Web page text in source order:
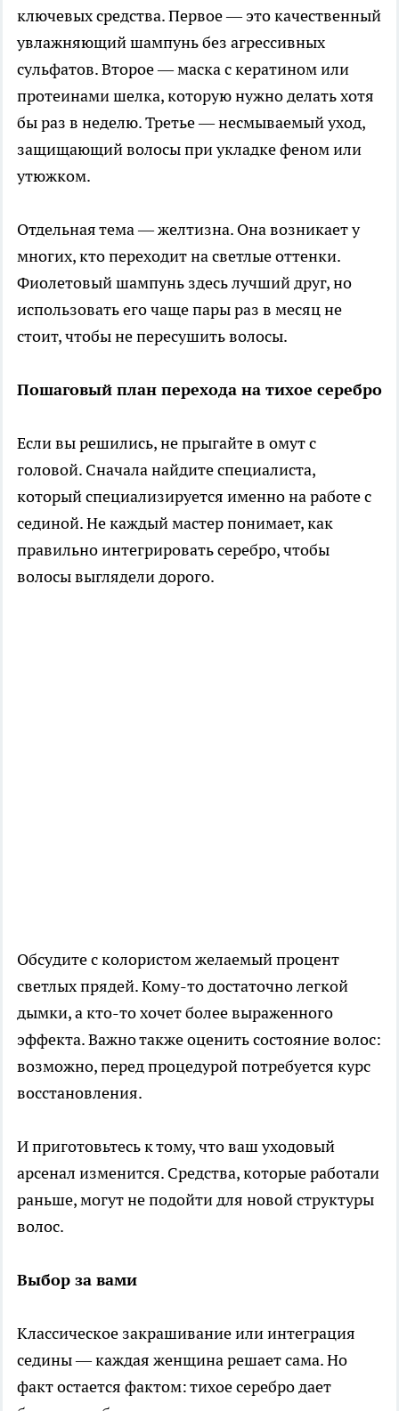
ключевых средства. Первое — это качественный
увлажняющий шампунь без агрессивных
сульфатов. Второе — маска с кератином или
протеинами шелка, которую нужно делать хотя
бы раз в неделю. Третье — несмываемый уход,
защищающий волосы при укладке феном или
утюжком.
Отдельная тема — желтизна. Она возникает у
многих, кто переходит на светлые оттенки.
Фиолетовый шампунь здесь лучший друг, но
использовать его чаще пары раз в месяц не
стоит, чтобы не пересушить волосы.
Пошаговый план перехода на тихое серебро
Если вы решились, не прыгайте в омут с
головой. Сначала найдите специалиста,
который специализируется именно на работе с
сединой. Не каждый мастер понимает, как
правильно интегрировать серебро, чтобы
волосы выглядели дорого.
Обсудите с колористом желаемый процент
светлых прядей. Кому-то достаточно легкой
дымки, а кто-то хочет более выраженного
эффекта. Важно также оценить состояние волос:
возможно, перед процедурой потребуется курс
восстановления.
И приготовьтесь к тому, что ваш уходовый
арсенал изменится. Средства, которые работали
раньше, могут не подойти для новой структуры
волос.
Выбор за вами
Классическое закрашивание или интеграция
седины — каждая женщина решает сама. Но
факт остается фактом: тихое серебро дает